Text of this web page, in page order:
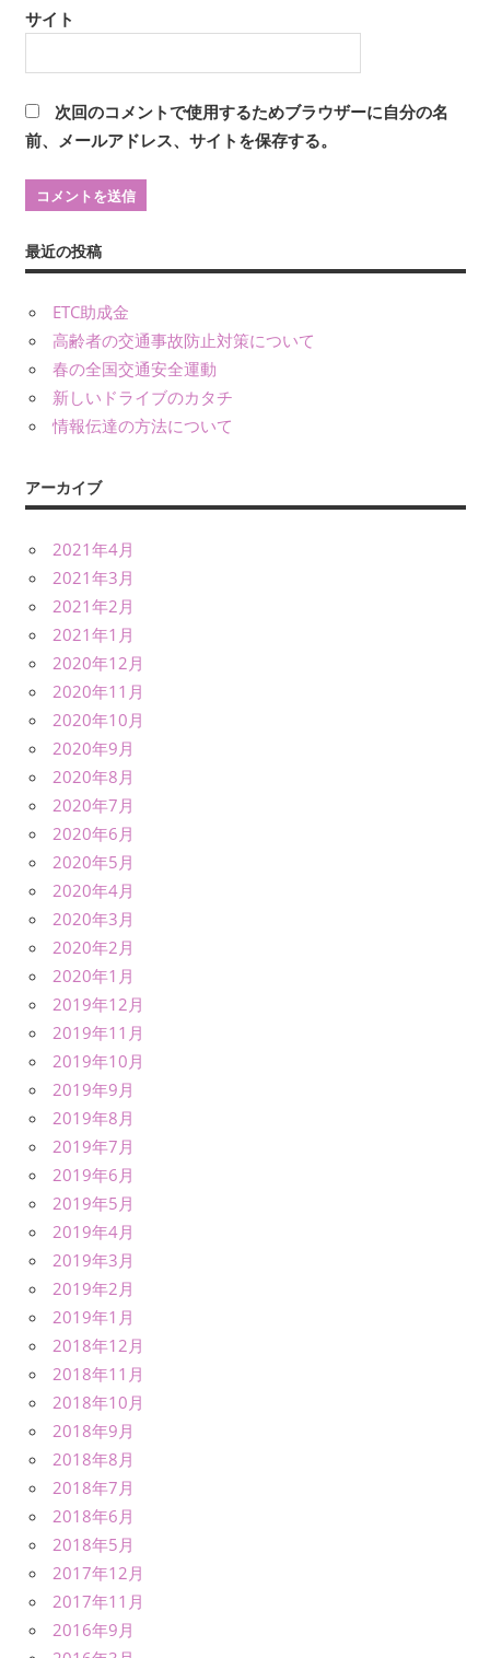
サイト
次回のコメントで使用するためブラウザーに自分の名
前、メールアドレス、サイトを保存する。
最近の投稿
ETC助成金
高齢者の交通事故防止対策について
春の全国交通安全運動
新しいドライブのカタチ
情報伝達の方法について
アーカイブ
2021年4月
2021年3月
2021年2月
2021年1月
2020年12月
2020年11月
2020年10月
2020年9月
2020年8月
2020年7月
2020年6月
2020年5月
2020年4月
2020年3月
2020年2月
2020年1月
2019年12月
2019年11月
2019年10月
2019年9月
2019年8月
2019年7月
2019年6月
2019年5月
2019年4月
2019年3月
2019年2月
2019年1月
2018年12月
2018年11月
2018年10月
2018年9月
2018年8月
2018年7月
2018年6月
2018年5月
2017年12月
2017年11月
2016年9月